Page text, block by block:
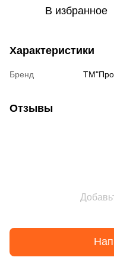
В избранное
Характеристики
Бренд
Отзывы